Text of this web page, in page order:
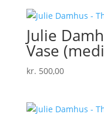
Julie
Vase
kr. 500,00